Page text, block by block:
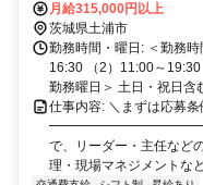
月給315,000円以上
茨城県土浦市
勤務時間・曜日: ＜勤務
16:30 （2）11:00～
勤務曜日＞ 土日・祝日含
仕事内容: ＼まずは応募
で、リーダー・主任など
理・現場マネジメントな